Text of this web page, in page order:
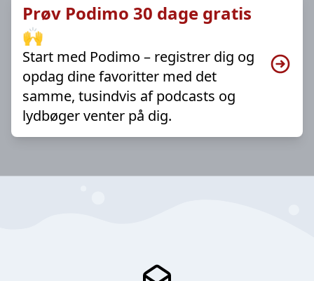
Prøv Podimo 30 dage gratis
🙌
Start med Podimo – registrer dig og
opdag dine favoritter med det
samme, tusindvis af podcasts og
lydbøger venter på dig.